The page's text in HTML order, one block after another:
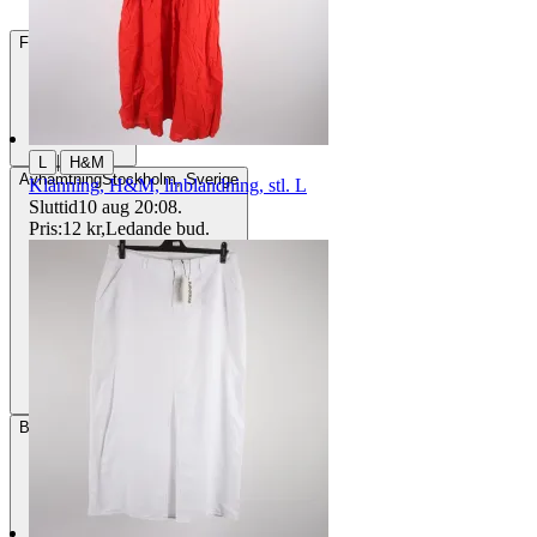
Frakt
AvhämtningStockholm, Sverige
Betalning Via Tradera
| H&M
Klänning, H&M, linblandning, stl. L
Sluttid10 aug 20:08.
Pris:12 kr,Ledande bud.